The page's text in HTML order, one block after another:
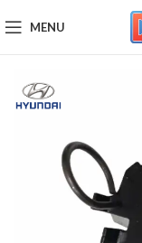
MENU